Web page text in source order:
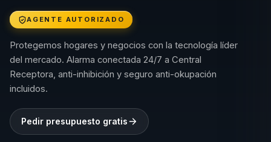
AGENTE AUTORIZADO
Protegemos hogares y negocios con la tecnología líder
del mercado. Alarma conectada 24/7 a Central
Receptora, anti-inhibición y seguro anti-okupación
incluidos.
Pedir presupuesto gratis